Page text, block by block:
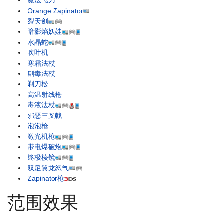
Orange Zapinator
裂天剑
暗影焰妖娃
水晶蛇
吹叶机
寒霜法杖
剧毒法杖
剃刀松
高温射线枪
毒液法杖
邪恶三叉戟
泡泡枪
激光机枪
带电爆破炮
终极棱镜
双足翼龙怒气
Zapinator枪
范围效果